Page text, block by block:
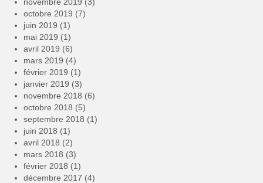
octobre 2019 (7)
juin 2019 (1)
mai 2019 (1)
avril 2019 (6)
mars 2019 (4)
février 2019 (1)
janvier 2019 (3)
novembre 2018 (6)
octobre 2018 (5)
septembre 2018 (1)
juin 2018 (1)
avril 2018 (2)
mars 2018 (3)
février 2018 (1)
décembre 2017 (4)